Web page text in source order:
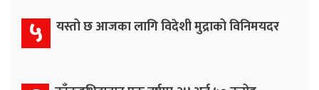
५ यस्तो छ आजका लागि विदेशी मुद्राको विनिमयदर